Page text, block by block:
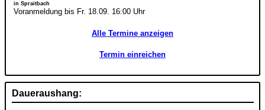
in Spraitbach
Voranmeldung bis Fr. 18.09. 16:00 Uhr
Alle Termine anzeigen
Termin einreichen
Daueraushang: